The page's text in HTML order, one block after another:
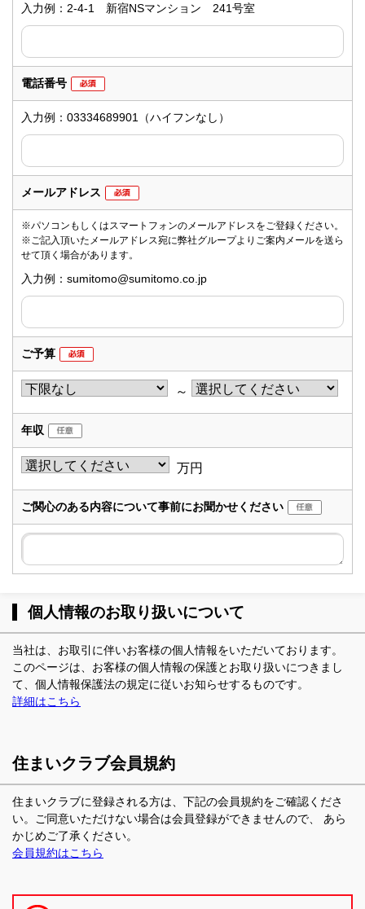
入力例：2-4-1 新宿NSマンション 241号室
電話番号
入力例：03334689901（ハイフンなし）
メールアドレス
※パソコンもしくはスマートフォンのメールアドレスをご登録ください。
※ご記入頂いたメールアドレス宛に弊社グループよりご案内メールを送ら
せて頂く場合があります。
入力例：sumitomo@sumitomo.co.jp
ご予算
～
年収
万円
ご関心のある内容について事前にお聞かせください
個人情報のお取り扱いについて
当社は、お取引に伴いお客様の個人情報をいただいております。
このページは、お客様の個人情報の保護とお取り扱いにつきまし
て、個人情報保護法の規定に従いお知らせするものです。
詳細はこちら
住まいクラブ会員規約
住まいクラブに登録される方は、下記の会員規約をご確認くださ
い。ご同意いただけない場合は会員登録ができませんので、 あら
かじめご了承ください。
会員規約はこちら